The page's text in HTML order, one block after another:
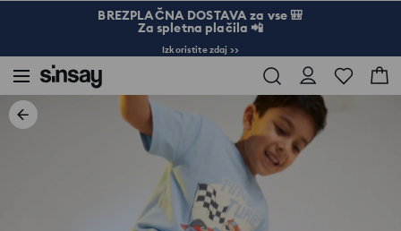
BREZPLAČNA DOSTAVA za vse 🎒
Za spletna plačila 📲
Izkoristite zdaj >>